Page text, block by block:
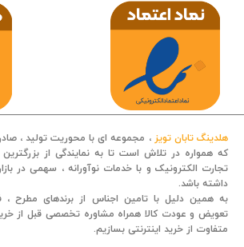
هلدینگ تابان تویز ، مجموعه ای با محوریت تولید ،
که همواره در تلاش است تا به نمایندگی از بزرگترین
تجارت الکترونیک و با خدمات نوآورانه ، سهمی در
داشته باشد.
به همین دلیل با تامین اجناس از برندهای مطرح
تعویض و عودت کالا همراه مشاوره تخصصی قبل از
متفاوت از خرید اینترنتی بسازیم.